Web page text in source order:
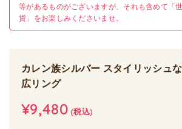
等があるものがございますが、それも含めて「
貨」をお楽しみくださいませ。
カレン族シルバー スタイリッシュ
広リング
¥9,480(税込)